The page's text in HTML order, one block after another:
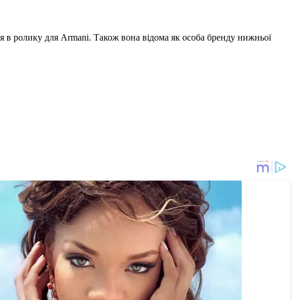
в ролику для Armani. Також вона відома як особа бренду нижньої